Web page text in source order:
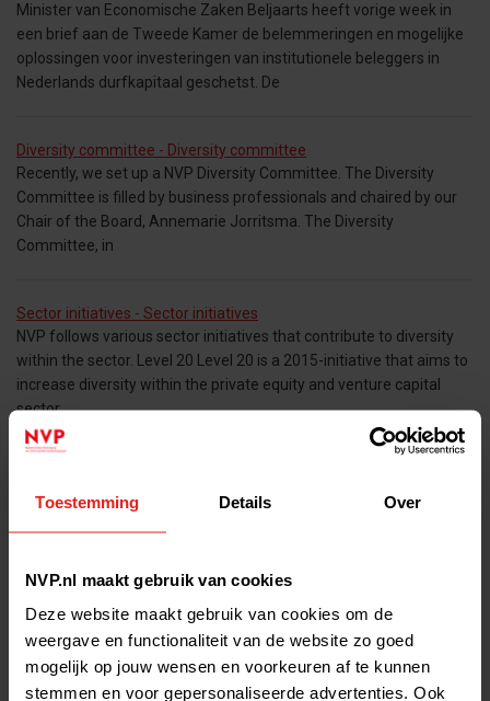
Toestemming Details Over
NVP.nl maakt gebruik van cookies
Deze website maakt gebruik van cookies om de
weergave en functionaliteit van de website zo goed
mogelijk op jouw wensen en voorkeuren af te kunnen
stemmen en voor gepersonaliseerde advertenties. Ook
Minister van Economische Zaken Beljaarts heeft vorige week in
een brief aan de Tweede Kamer de belemmeringen en mogelijke
oplossingen voor investeringen van institutionele beleggers in
Nederlands durfkapitaal geschetst. De
Diversity committee - Diversity committee
Recently, we set up a NVP Diversity Committee. The Diversity
Committee is filled by business professionals and chaired by our
Chair of the Board, Annemarie Jorritsma. The Diversity
Committee, in
Sector initiatives - Sector initiatives
NVP follows various sector initiatives that contribute to diversity
within the sector. Level 20 Level 20 is a 2015-initiative that aims to
increase diversity within the private equity and venture capital
sector.
Europese Commissie naar impact AIFMD
van de huidige richtlijn.
Veiligheid - Veiligheid
Cyberveiligheid: DORA Op 17 januari is de Digital Operational